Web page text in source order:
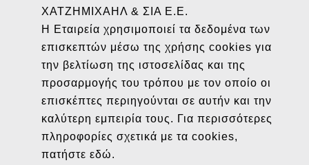
ΧΑΤΖΗΜΙΧΑΗΛ & ΣΙΑ Ε.Ε.
Η Εταιρεία χρησιμοποιεί τα δεδομένα των
επισκεπτών μέσω της χρήσης cookies για
την βελτίωση της ιστοσελίδας και της
προσαρμογής του τρόπου με τον οποίο οι
επισκέπτες περιηγούνται σε αυτήν και την
καλύτερη εμπειρία τους. Για περισσότερες
πληροφορίες σχετικά με τα cookies,
πατήστε εδώ.